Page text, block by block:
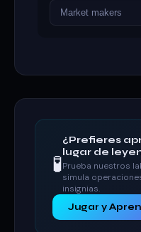
Market makers
🧪
¿Prefieres
lugar de
Prueba nuestros
simula
insignias.
Jugar y